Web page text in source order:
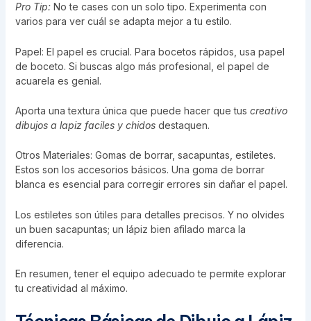
Pro Tip:No te cases con un solo tipo. Experimenta con
varios para ver cuál se adapta mejor a tu estilo.
Papel: El papel es crucial. Para bocetos rápidos, usa papel
de boceto. Si buscas algo más profesional, el papel de
acuarela es genial.
Aporta una textura única que puede hacer que tus creativo
dibujos a lapiz faciles y chidosdestaquen.
Otros Materiales: Gomas de borrar, sacapuntas, estiletes.
Estos son los accesorios básicos. Una goma de borrar
blanca es esencial para corregir errores sin dañar el papel.
Los estiletes son útiles para detalles precisos. Y no olvides
un buen sacapuntas; un lápiz bien afilado marca la
diferencia.
En resumen, tener el equipo adecuado te permite explorar
tu creatividad al máximo.